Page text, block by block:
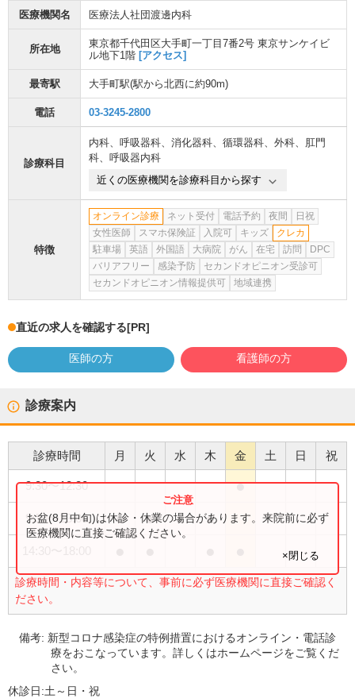
医療機関名 医療法人社団渡邊内科
所在地
東京都千代田区大手町一丁目7番2号 東京サンケイビ
ル地下1階 [アクセス]
最寄駅 大手町駅(駅から北西に約90m)
電話 03-3245-2800
診療科目
内科、 呼吸器科、 消化器科、 循環器科、 外科、 肛門
科、 呼吸器内科
近くの医療機関を診療科目から探す
特徴
オンライン診療 ネット受付 電話予約 夜間
日祝
女性医師
スマホ保険証 入院可 キッズ
クレカ
駐車場
英語 外国語 大病院 がん 在宅 訪問
DPC
バリアフリー
感染予防
セカンドオピニオン受診可
セカンドオピニオン情報提供可
地域連携
直近の求人を確認する[PR]
医師の方 看護師の方
診療案内
診療時間 月 火 水 木 金 土 日 祝
9:30〜12:30 ●
9:30〜13:00 ● ● ● ●
診療時間・内容等について、事前に必ず医療機関に直接ご確認く
ださい。
お盆(8月中旬)は休診・休業の場合があります。来院前に必ず
医療機関に直接ご確認ください。
×閉じる
備考: 新型コロナ感染症の特例措置におけるオンライン・電話診
療をおこなっています。詳しくはホームページをご覧くだ
さい。
休診日:土～日・祝